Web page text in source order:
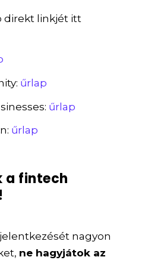
direkt linkjét itt
űrlap
űrlap
űrlap
a fintech
nagyon
ne hagyjátok az